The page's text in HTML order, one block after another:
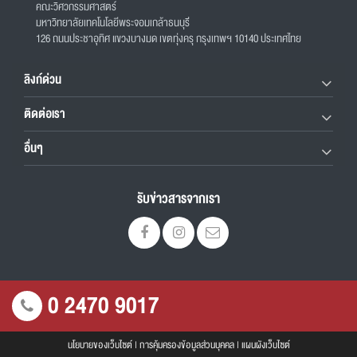
คณะวิศวกรรมศาสตร์
มหาวิทยาลัยเทคโนโลยีพระจอมเกล้าธนบุรี
126 ถนนประชาอุทิศ แขวงบางมด เขตทุ่งครุ กรุงเทพฯ 10140 ประเทศไทย
ลิงก์ด่วน
ติดต่อเรา
อื่นๆ
รับข่าวสารจากเรา
0 2470 9017
นโยบายของเว็บไซต์| การคุ้มครองข้อมูลส่วนบุคคล| แผนผังเว็บไซต์